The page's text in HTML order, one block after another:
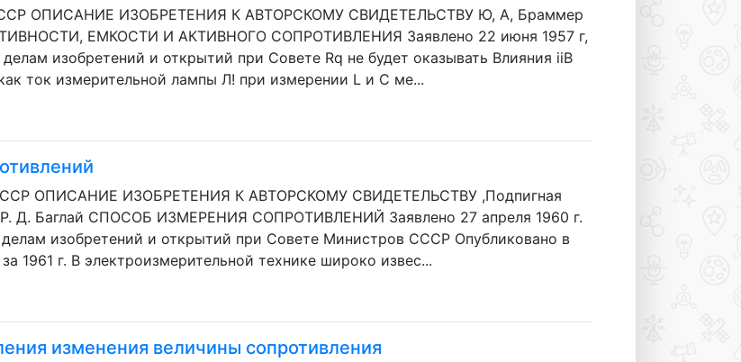
ОПИСАНИЕ ИЗОБРЕТЕНИЯ К АВТОРСКОМУ СВИДЕТЕЛЬСТВУ Ю, А, Браммер
ЕМКОСТИ И АКТИВНОГО СОПРОТИВЛЕНИЯ Заявлено 22 июня 1957 г,
изобретений и открытий при Совете Rq не будет оказывать Влияния iiB
ток измерительной лампы Л! при измерении L и С ме...
ОПИСАНИЕ ИЗОБРЕТЕНИЯ К АВТОРСКОМУ СВИДЕТЕЛЬСТВУ ,Подпигная
Д. Баглай СПОСОБ ИЗМЕРЕНИЯ СОПРОТИВЛЕНИЙ Заявлено 27 апреля 1960 г.
изобретений и открытий при Совете Министров СССР Опубликовано в
1961 г. В электроизмерительной технике широко извес...
изменения величины сопротивления